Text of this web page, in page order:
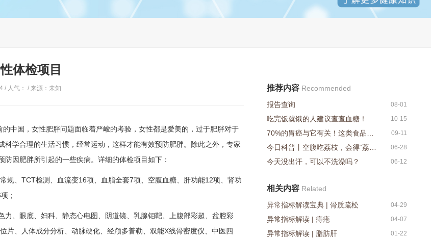
体检项目
/ 人气： / 来源：未知
国，女性肥胖问题面临着严峻的考验，女性都是爱美的，过于肥胖对于
科学合理的生活习惯，经常运动，这样才能有效预防肥胖。除此之外，专家
因肥胖所引起的一些疾病。详细的体检项目如下：
规、TCT检测、血流变16项、血脂全套7项、空腹血糖、肝功能12项、肾功
；
、眼底、妇科、静态心电图、阴道镜、乳腺钼靶、上腹部彩超、盆腔彩
片、人体成分分析、动脉硬化、经颅多普勒、双能X线骨密度仪、中医四
推荐内容 Recommended
报告查询
08-01
吃完饭就饿的人建议查查血糖！ 10-15
09-11
06-28
今天没出汗，可以不洗澡吗？ 06-12
相关内容 Related
异常指标解读宝典 | 骨质疏松
04-29
异常指标解读 | 痔疮 04-07
异常指标解读 | 脂肪肝 01-22